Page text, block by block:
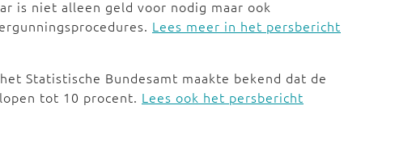
is niet alleen geld voor nodig maar ook
Lees meer in het persbericht
Statistische Bundesamt maakte bekend dat de
tot 10 procent. Lees ook het persbericht